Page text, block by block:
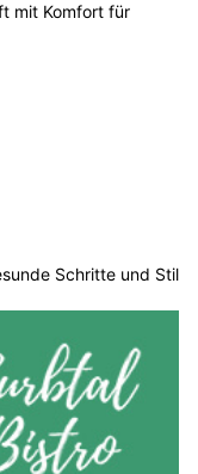
mit Komfort für
Schritte und Stil